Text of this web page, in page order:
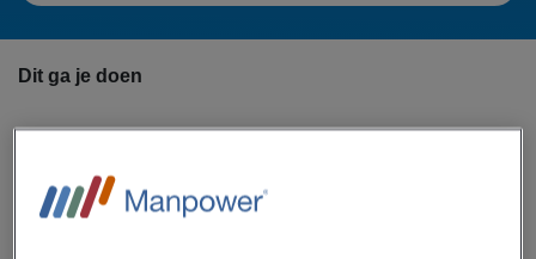
Dit ga je doen
you can count on a gross salary of €15.85 per hour,
reimbursement of your travel costs and pension accrual.